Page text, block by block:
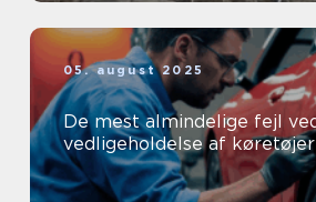
05. august 2025
De mest almindelige fejl
vedligeholdelse af køretøjer